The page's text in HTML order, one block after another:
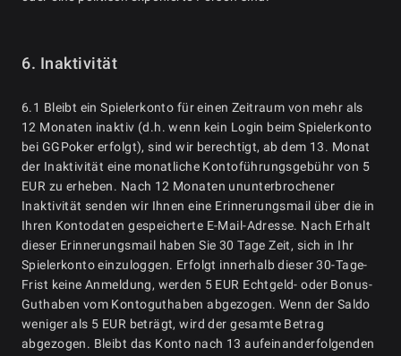
6. Inaktivität
6.1 Bleibt ein Spielerkonto für einen Zeitraum von mehr als
12 Monaten inaktiv (d.h. wenn kein Login beim Spielerkonto
bei GGPoker erfolgt), sind wir berechtigt, ab dem 13. Monat
der Inaktivität eine monatliche Kontoführungsgebühr von 5
EUR zu erheben. Nach 12 Monaten ununterbrochener
Inaktivität senden wir Ihnen eine Erinnerungsmail über die in
Ihren Kontodaten gespeicherte E-Mail-Adresse. Nach Erhalt
dieser Erinnerungsmail haben Sie 30 Tage Zeit, sich in Ihr
Spielerkonto einzuloggen. Erfolgt innerhalb dieser 30-Tage-
Frist keine Anmeldung, werden 5 EUR Echtgeld- oder Bonus-
Guthaben vom Kontoguthaben abgezogen. Wenn der Saldo
weniger als 5 EUR beträgt, wird der gesamte Betrag
abgezogen. Bleibt das Konto nach 13 aufeinanderfolgenden